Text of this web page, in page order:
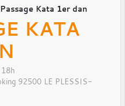
Passage Kata 1er dan
KATA
92500 LE PLESSIS-